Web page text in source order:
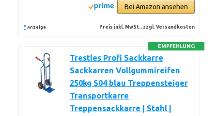
Bei Amazon ansehen
* Anzeige Preis inkl. MwSt., zzgl. Versandkosten
EMPFEHLUNG
Trestles Profi Sackkarre
Sackkarren Vollgummireifen
250kg S04 blau Treppensteiger
Transportkarre
Treppensackkarre | Stahl |